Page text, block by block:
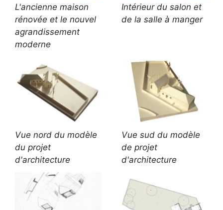
L'ancienne maison
rénovée et le nouvel
agrandissement
moderne
Intérieur du salon et
de la salle à manger
Vue nord du modèle
du projet
d'architecture
Vue sud du modèle
de projet
d'architecture